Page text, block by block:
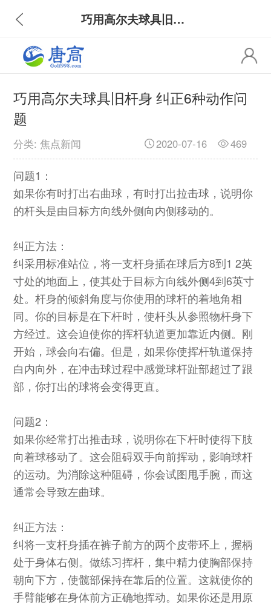
巧用高尔夫球具旧杆身 纠正6种动作问题
巧用高尔夫球具旧杆身 纠正6种动作问
题
分类: 焦点新闻 469
2020-07-16
问题1：
如果你有时打出右曲球，有时打出拉击球，说明你
的杆头是由目标方向线外侧向内侧移动的。
纠正方法：
纠采用标准站位，将一支杆身插在球后方8到1 2英
寸处的地面上，使其处于目标方向线外侧4到6英寸
处。杆身的倾斜角度与你使用的球杆的着地角相
同。你的目标是在下杆时，使杆头从参照物杆身下
方经过。这会迫使你的挥杆轨道更加靠近内侧。刚
开始，球会向右偏。但是，如果你使挥杆轨道保持
白内向外，在冲击球过程中感觉球杆趾部超过了跟
部，你打出的球将会变得更直。
问题2：
如果你经常打出推击球，说明你在下杆时使得下肢
向着球移动了。这会阻碍双手向前挥动，影响球杆
的运动。为消除这种阻碍，你会试图甩手腕，而这
通常会导致左曲球。
纠正方法：
纠将一支杆身插在裤子前方的两个皮带环上，握柄
处于身体右侧。做练习挥杆，集中精力使胸部保持
朝向下方，使髋部保持在靠后的位置。这就使你的
手臂能够在身体前方正确地挥动。如果你还是用原